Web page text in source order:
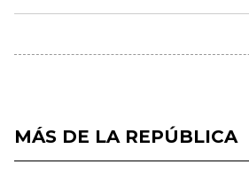
MÁS DE LA REPÚBLICA